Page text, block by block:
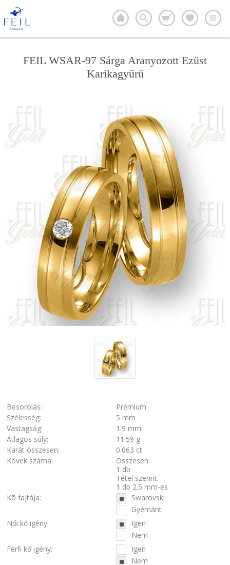
FEIL WSAR-97 Sárga Aranyozott Ezüst
Karikagyűrű
Besorolás:
Prémium
Szélesség:
5 mm
Vastagság:
1.9 mm
Átlagos súly:
11.59 g
Karát összesen:
0.063 ct
Kövek száma:
Összesen:
1 db
Tétel szerint:
1 db 2.5 mm-es
Kõ fajtája:
Swarovski
Gyémánt
Női kő igény:
Igen
Nem
Férfi kő igény:
Igen
Nem